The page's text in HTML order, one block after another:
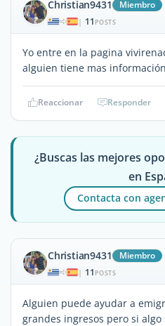
Christian9431 Miembro
| 11 POSTS
Yo entre en la pagina
alguien tiene mas
Reaccionar Responder
¿Buscas las mejores
en
Contacta con
Christian9431 Miembro
| 11 POSTS
Alguien puede ayudar a
grandes ingresos pero si